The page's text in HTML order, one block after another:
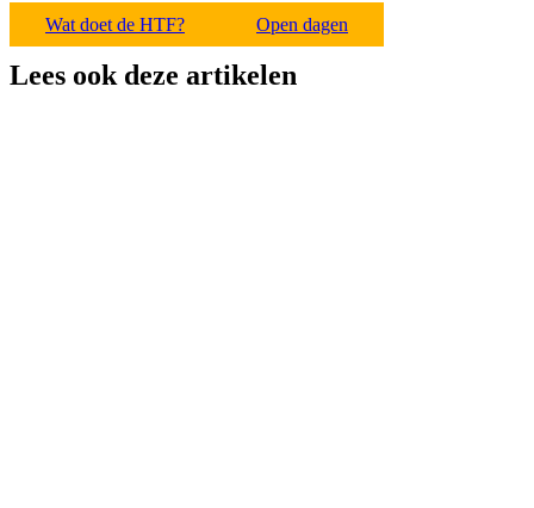
Wat doet de HTF? Open dagen
Lees ook deze artikelen